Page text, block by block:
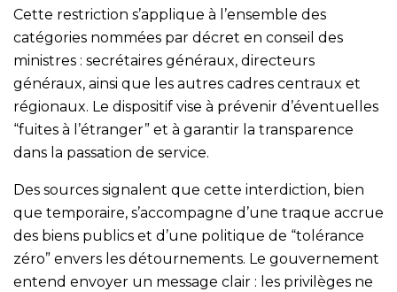
Cette restriction s’applique à l’ensemble des
catégories nommées par décret en conseil des
ministres : secrétaires généraux, directeurs
généraux, ainsi que les autres cadres centraux et
régionaux. Le dispositif vise à prévenir d’éventuelles
“fuites à l’étranger” et à garantir la transparence
dans la passation de service.
Des sources signalent que cette interdiction, bien
que temporaire, s’accompagne d’une traque accrue
des biens publics et d’une politique de “tolérance
zéro” envers les détournements. Le gouvernement
entend envoyer un message clair : les privilèges ne